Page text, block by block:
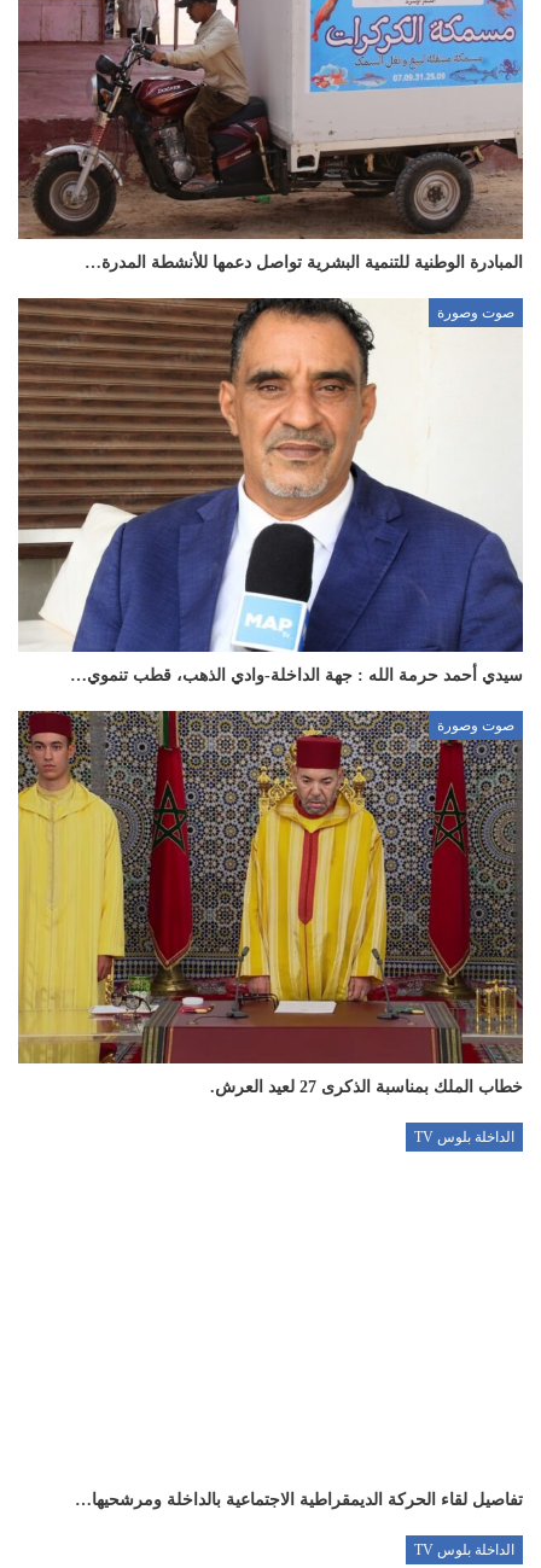
المبادرة الوطنية للتنمية البشرية تواصل دعمها للأنشطة المدرة…
صوت وصورة
سيدي أحمد حرمة الله : جهة الداخلة-وادي الذهب، قطب تنموي…
صوت وصورة
خطاب الملك بمناسبة الذكرى 27 لعيد العرش.
الداخلة بلوس TV
تفاصيل لقاء الحركة الديمقراطية الاجتماعية بالداخلة ومرشحيها…
الداخلة بلوس TV